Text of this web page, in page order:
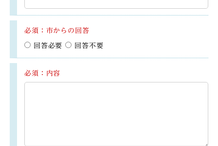
必須：市からの回答
回答必要 回答不要
必須：内容